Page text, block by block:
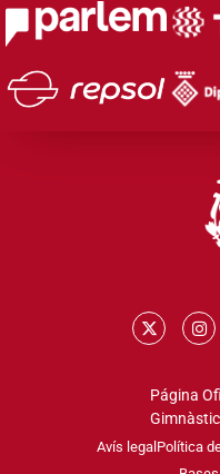
Página
Avís legal Política